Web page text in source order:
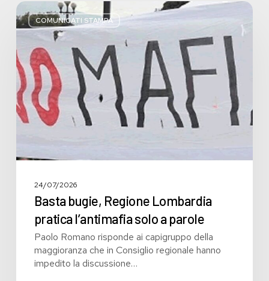
COMUNICATI STAMPA
Basta
bugie,
Regione
Lombardia
pratica
l’antimafia
solo
a
parole
24/07/2026
Basta bugie, Regione Lombardia
pratica l’antimafia solo a parole
Paolo Romano risponde ai capigruppo della
maggioranza che in Consiglio regionale hanno
impedito la discussione…